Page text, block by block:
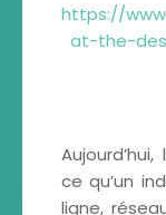
https://
at-the-
ce qu’un
ligne,